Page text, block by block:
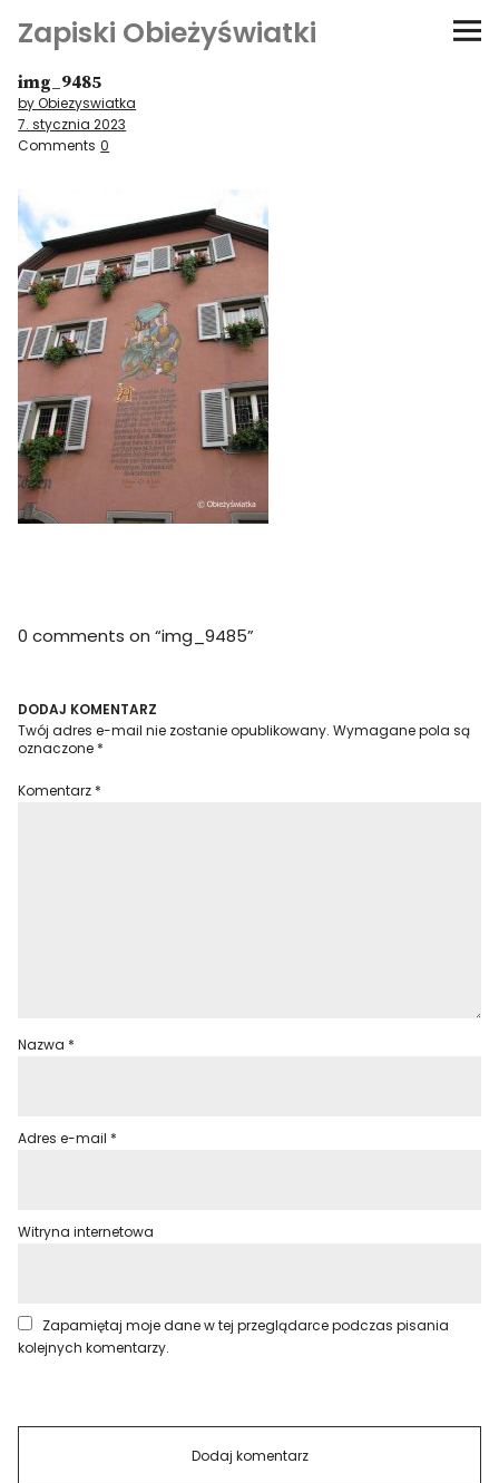
Zapiski Obieżyświatki
Podróże
Kultura i sztuka
Kątem oka
O-fiszki
Niezwyczajne ściany
Dom na kółkach
img_9485
by Obiezyswiatka
7. stycznia 2023
Comments 0
0 comments on “img_9485”
DODAJ KOMENTARZ
Twój adres e-mail nie zostanie opublikowany. Wymagane pola są
oznaczone *
Komentarz *
Nazwa *
Adres e-mail *
Witryna internetowa
Zapamiętaj moje dane w tej przeglądarce podczas pisania
kolejnych komentarzy.